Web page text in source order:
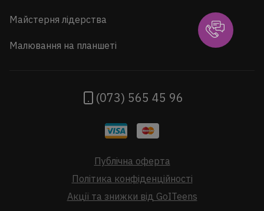
Майстерня лідерства
Малювання на планшеті
(073) 565 45 96
Публічна оферта
Політика конфіденційності
Акції та знижки від GoITeens